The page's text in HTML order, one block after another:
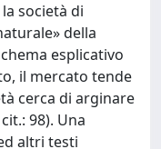
società di
della
esplicativo
il mercato tende
cerca di arginare
98). Una
altri testi